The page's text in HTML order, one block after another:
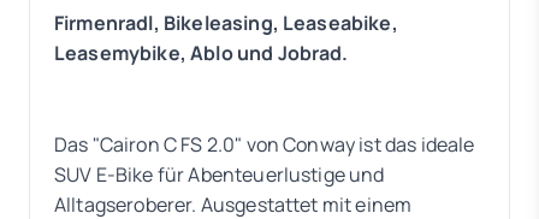
Firmenradl, Bikeleasing, Leaseabike,
Leasemybike, Ablo und Jobrad.
Das "Cairon C FS 2.0" von Conway ist das ideale
SUV E-Bike für Abenteuerlustige und
Alltagseroberer. Ausgestattet mit einem